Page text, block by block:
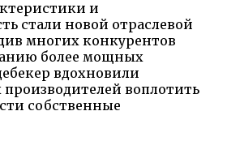
и
стали новой отраслевой
многих конкурентов
более мощных
вдохновили
воплотить
собственные